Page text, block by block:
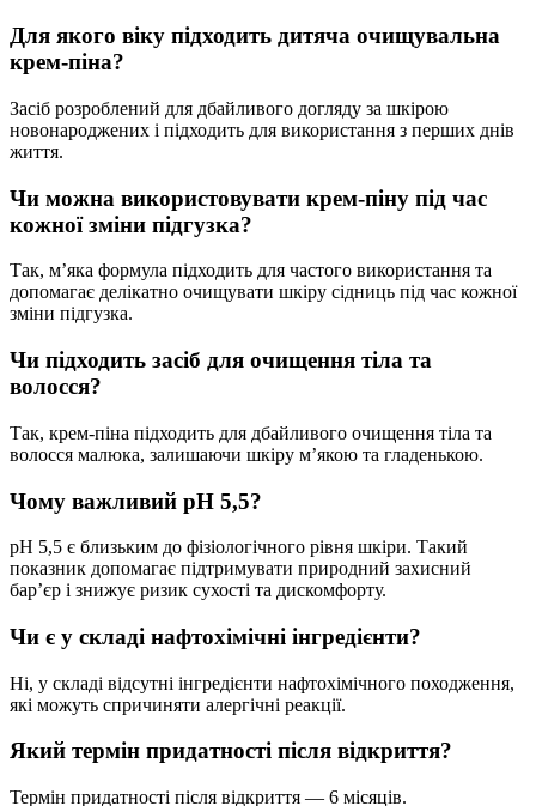
Для якого віку підходить дитяча очищувальна
крем-піна?
Засіб розроблений для дбайливого догляду за шкірою
новонароджених і підходить для використання з перших днів
життя.
Чи можна використовувати крем-піну під час
кожної зміни підгузка?
Так, м’яка формула підходить для частого використання та
допомагає делікатно очищувати шкіру сідниць під час кожної
зміни підгузка.
Чи підходить засіб для очищення тіла та
волосся?
Так, крем-піна підходить для дбайливого очищення тіла та
волосся малюка, залишаючи шкіру м’якою та гладенькою.
Чому важливий pH 5,5?
pH 5,5 є близьким до фізіологічного рівня шкіри. Такий
показник допомагає підтримувати природний захисний
бар’єр і знижує ризик сухості та дискомфорту.
Чи є у складі нафтохімічні інгредієнти?
Ні, у складі відсутні інгредієнти нафтохімічного походження,
які можуть спричиняти алергічні реакції.
Який термін придатності після відкриття?
Термін придатності після відкриття — 6 місяців.